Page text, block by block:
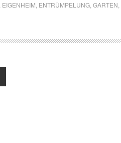
EIGENHEIM ENTRÜMPELUNG GARTEN